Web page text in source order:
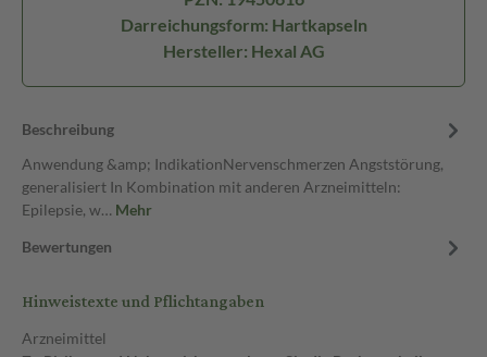
Darreichungsform: Hartkapseln
Hersteller: Hexal AG
Beschreibung
Anwendung &amp; IndikationNervenschmerzen Angststörung,
generalisiert In Kombination mit anderen Arzneimitteln:
Epilepsie, w… Mehr
Bewertungen
Hinweistexte und Pflichtangaben
Arzneimittel